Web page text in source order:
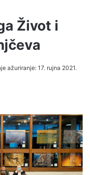
Život i
ažuriranje: 17. rujna 2021.